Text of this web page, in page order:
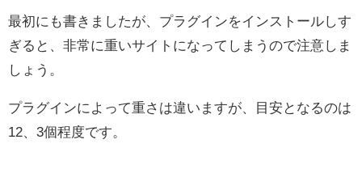
最初にも書きましたが、プラグインをインストールしす
ぎると、非常に重いサイトになってしまうので注意しま
しょう。
プラグインによって重さは違いますが、目安となるのは
12、3個程度です。